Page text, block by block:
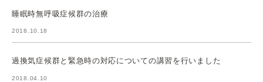
睡眠時無呼吸症候群の治療
2018.10.18
過換気症候群と緊急時の対応についての講習を行いました
2018.04.10